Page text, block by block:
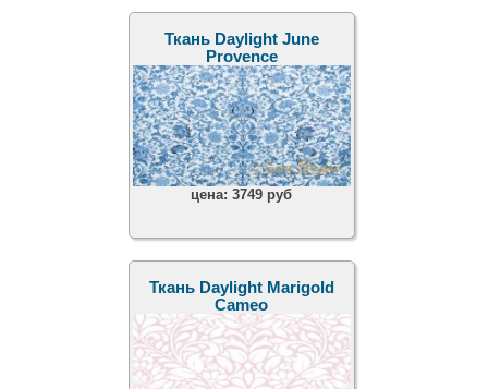
Ткань Daylight June
Provence
цена:3749 руб
Ткань Daylight Marigold
Cameo